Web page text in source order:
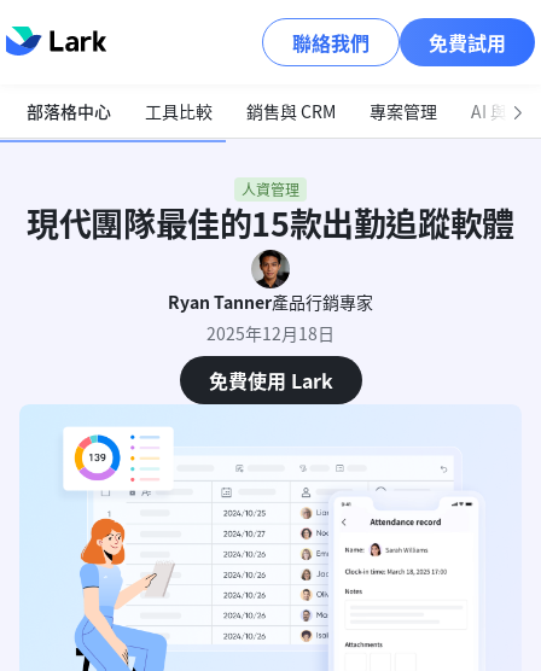
聯絡我們 免費試用
部落格中心 工具比較 銷售與 CRM 專案管理 AI 與自
人資管理
現代團隊最佳的15款出勤追蹤軟體
Ryan Tanner產品行銷專家
2025年12月18日
免費使用 Lark